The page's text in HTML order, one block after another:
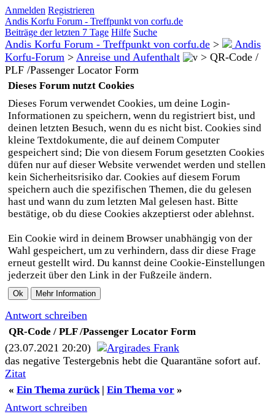
Anmelden Registrieren
Andis Korfu Forum - Treffpunkt von corfu.de
Beiträge der letzten 7 Tage Hilfe Suche
Andis Korfu Forum - Treffpunkt von corfu.de >
Andis
Korfu-Forum > Anreise und Aufenthalt > QR-Code /
PLF /Passenger Locator Form
Dieses Forum nutzt Cookies
Dieses Forum verwendet Cookies, um deine Login-
Informationen zu speichern, wenn du registriert bist, und
deinen letzten Besuch, wenn du es nicht bist. Cookies sind
kleine Textdokumente, die auf deinem Computer
gespeichert sind; Die von diesem Forum gesetzten Cookies
düfen nur auf dieser Website verwendet werden und stellen
kein Sicherheitsrisiko dar. Cookies auf diesem Forum
speichern auch die spezifischen Themen, die du gelesen
hast und wann du zum letzten Mal gelesen hast. Bitte
bestätige, ob du diese Cookies akzeptierst oder ablehnst.
Ein Cookie wird in deinem Browser unabhängig von der
Wahl gespeichert, um zu verhindern, dass dir diese Frage
erneut gestellt wird. Du kannst deine Cookie-Einstellungen
jederzeit über den Link in der Fußzeile ändern.
Antwort schreiben
QR-Code / PLF /Passenger Locator Form
(23.07.2021 20:20)
Argirades Frank
das negative Testergebnis hebt die Quarantäne sofort auf.
Zitat
« Ein Thema zurück| Ein Thema vor »
Antwort schreiben